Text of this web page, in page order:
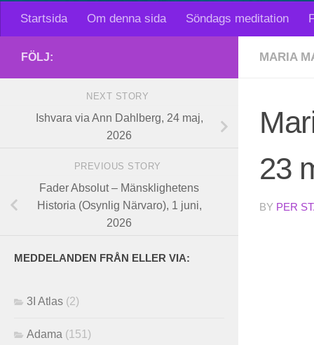
Startsida Om denna sida Söndags meditation
MARIA
23
BY PER
FÖLJ:
NEXT STORY
Ishvara via Ann Dahlberg, 24 maj,
2026
PREVIOUS STORY
Fader Absolut – Mänsklighetens
Historia (Osynlig Närvaro), 1 juni,
2026
MEDDELANDEN FRÅN ELLER VIA:
3I Atlas (2)
Adama (151)